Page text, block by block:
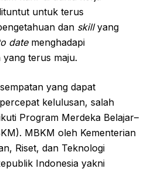
untuk terus
dan skillyang
datemenghadapi
terus maju.
yang dapat
kelulusan, salah
Program Merdeka Belajar–
MBKM oleh Kementerian
Riset, dan Teknologi
Indonesia yakni